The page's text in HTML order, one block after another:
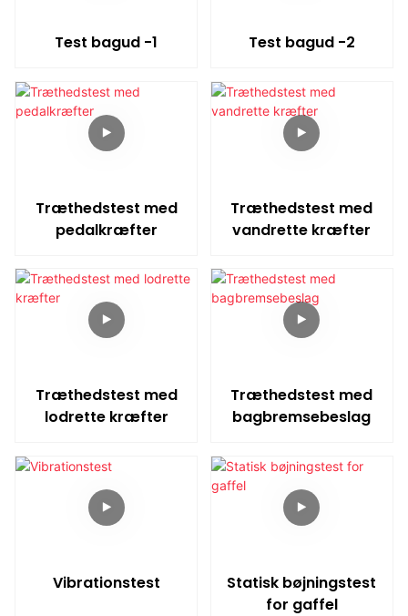
Test bagud -1 Test bagud -2
Træthedstest med
pedalkræfter
Træthedstest med
vandrette kræfter
Træthedstest med
lodrette kræfter
Træthedstest med
bagbremsebeslag
Vibrationstest
Statisk bøjningstest
for gaffel